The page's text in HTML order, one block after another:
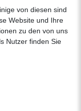
von diesen sind
Website und Ihre
zu den von uns
Nutzer finden Sie